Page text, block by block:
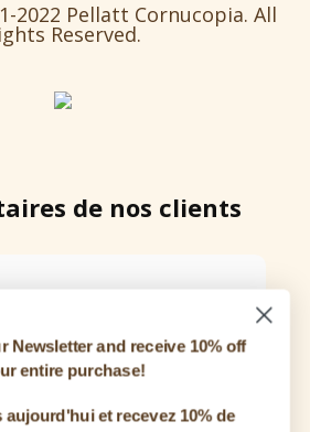
2022 Pellatt Cornucopia. All
Reserved.
de nos clients
ET COMMENTAIRES
Newsletter and receive 10% off
entire purchase!
aujourd'hui et recevez 10% de